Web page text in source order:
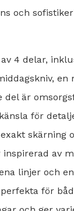
och
4 delar,
en
del är
för
skärning
inspirerad av
linjer och
för